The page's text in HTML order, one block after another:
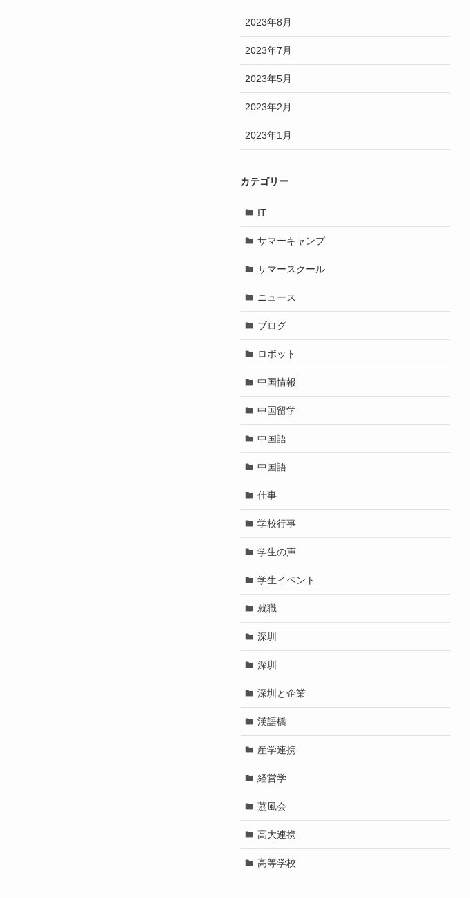
2023年8月
2023年7月
2023年5月
2023年2月
2023年1月
カテゴリー
IT
サマーキャンプ
サマースクール
ニュース
ブログ
ロボット
中国情報
中国留学
中国語
中国語
仕事
学校行事
学生の声
学生イベント
就職
深圳
深圳
深圳と企業
漢語橋
産学連携
経営学
茘風会
高大連携
高等学校